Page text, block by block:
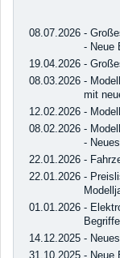
08.07.2026 -
- Neue
19.04.2026 -
08.03.2026 -
mit
12.02.2026 -
08.02.2026 -
-
22.01.2026 -
22.01.2026 -
01.01.2026 -
Begriffe
14.12.2025 -
31.10.2025 - Neue